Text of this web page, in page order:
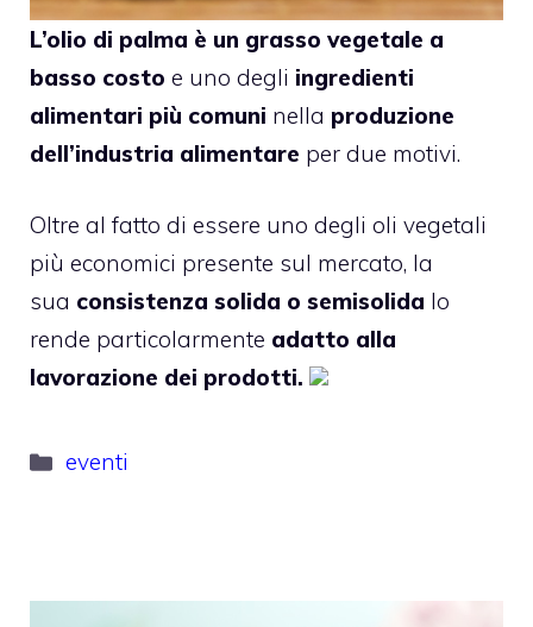
L’olio di palma è un grasso vegetale a
basso costo e uno degli ingredienti
alimentari più comuni nella produzione
dell’industria alimentare per due motivi.
Oltre al fatto di essere uno degli oli vegetali
più economici presente sul mercato, la
sua consistenza solida o semisolida lo
rende particolarmente adatto alla
lavorazione dei prodotti.
Categorie
eventi